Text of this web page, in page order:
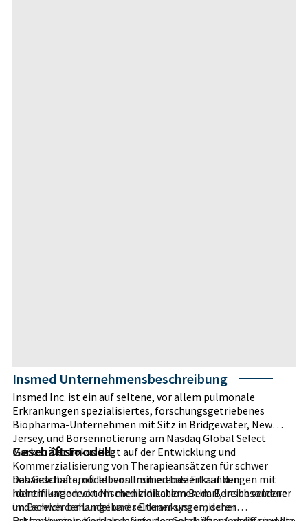
Insmed Unternehmensbeschreibung
Insmed Inc. ist ein auf seltene, vor allem pulmonale
Erkrankungen spezialisiertes, forschungsgetriebenes
Biopharma-Unternehmen mit Sitz in Bridgewater, New
Jersey, und Börsennotierung am Nasdaq Global Select
Market. Der Fokus liegt auf der Entwicklung und
Kommerzialisierung von Therapieansätzen für schwer
behandelbare, oft lebenslimitierende Erkrankungen mit
hohem ungedecktem medizinischem Bedarf, insbesondere
im Bereich der Lunge und seltener systemischer
Geschäftsmodell
Das Geschäftsmodell von Insmed basiert auf der
Identifikation von Nischenindikationen im Bereich seltener
und schwer behandelbarer Erkrankungen, deren